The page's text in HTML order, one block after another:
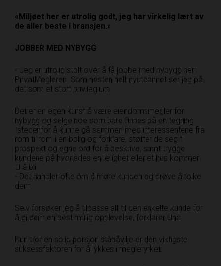
«Miljøet her er utrolig godt, jeg har virkelig lært av
de aller beste i bransjen.»
JOBBER MED NYBYGG
- Jeg er utrolig stolt over å få jobbe med nybygg her i
PrivatMegleren. Som nesten helt nyutdannet ser jeg på
det som et stort privilegium.
Det er en egen kunst å være eiendomsmegler for
nybygg og selge noe som bare finnes på en tegning.
Istedenfor å kunne gå sammen med interessentene fra
rom til rom i en bolig og forklare, støtter de seg til
prospekt og egne ord for å beskrive, samt trygge
kundene på hvorledes en leilighet eller et hus kommer
til å bli.
- Det handler ofte om å møte kunden og prøve å tolke
dem.
Selv forsøker jeg å tilpasse alt til den enkelte kunde for
å gi dem en best mulig opplevelse, forklarer Una.
Hun tror en solid porsjon ståpåvilje er den viktigste
suksessfaktoren for å lykkes i megleryrket.